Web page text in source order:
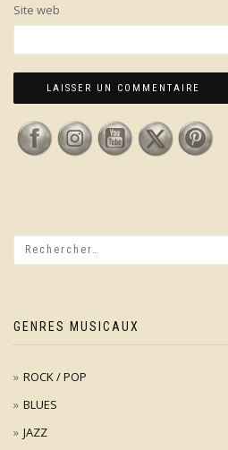
Site web
GENRES MUSICAUX
ROCK / POP
BLUES
JAZZ